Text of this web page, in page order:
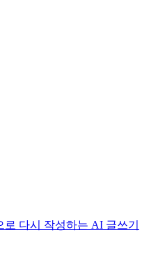
다시 작성하는 AI 글쓰기